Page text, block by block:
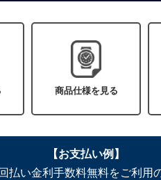
商品仕様を見る
【お支払い例】
払い金利手数料無料をご利用